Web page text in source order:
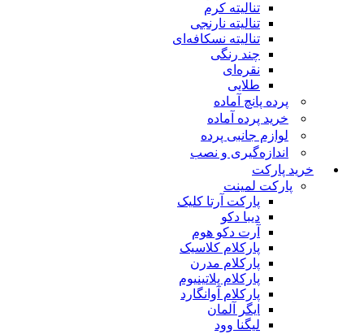
تنالیته کرم
تنالیته نارنجی
تنالیته نسکافه‌ای
چند رنگی
نقره‌ای
طلایی
پرده پانچ آماده
خرید پرده آماده
لوازم جانبی پرده
اندازه‌گیری و نصب
خرید پارکت
پارکت لمینت
پارکت آرتا کلیک
دیبا دکو
آرت دکو هوم
پارکلام کلاسیک
پارکلام مدرن
پارکلام پلاتینیوم
پارکلام آوانگارد
ایگر آلمان
لیگنا وود